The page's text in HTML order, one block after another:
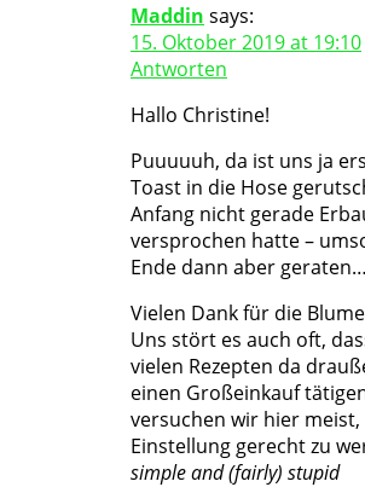
Maddin says:
15. Oktober 2019 at 19:10
Antworten
Hallo Christine!
Puuuuuh, da ist uns ja
Toast in die Hose
Anfang nicht gerade
versprochen hatte –
Ende dann aber
Vielen Dank für die
Uns stört es auch oft,
vielen Rezepten da
einen Großeinkauf
versuchen wir hier
Einstellung gerecht zu
simple and (fairly) stupid